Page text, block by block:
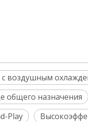
с воздушным
общего назначения
Play